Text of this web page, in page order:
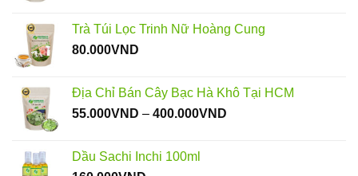
20.000VND
Trà Túi Lọc Trinh Nữ Hoàng Cung
80.000VND
Địa Chỉ Bán Cây Bạc Hà Khô Tại HCM
55.000VND – 400.000VND
Dầu Sachi Inchi 100ml